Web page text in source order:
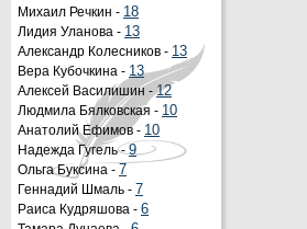
Михаил Речкин - 18
Лидия Уланова - 13
Александр Колесников - 13
Вера Кубочкина - 13
Алексей Василишин -12
Людмила Бялковская - 10
Анатолий Ефимов - 10
Надежда Гугель -9
Ольга Буксина - 7
Геннадий Шмаль - 7
Раиса Кудряшова - 6